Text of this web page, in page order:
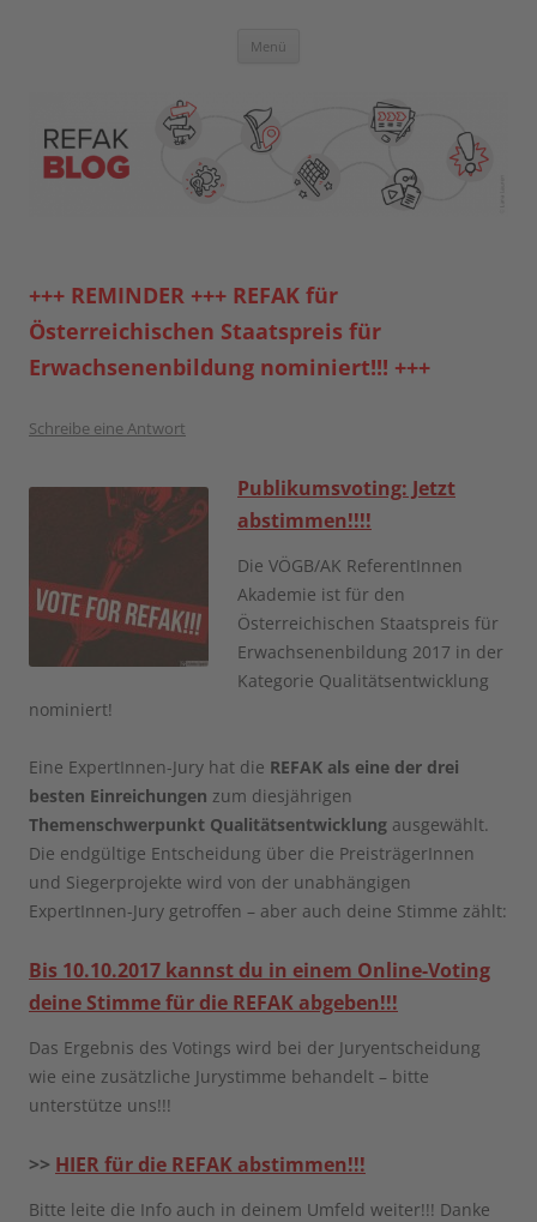
Blog der Referent:innen Akademie
Menü
+++ REMINDER +++ REFAK für
Österreichischen Staatspreis für
Erwachsenenbildung nominiert!!! +++
Schreibe eine Antwort
Publikumsvoting: Jetzt
abstimmen!!!!
Die VÖGB/AK ReferentInnen
Akademie ist für den
Österreichischen Staatspreis für
Erwachsenenbildung 2017 in der
Kategorie Qualitätsentwicklung
nominiert!
Eine ExpertInnen-Jury hat die REFAK als eine der drei
besten Einreichungen zum diesjährigen
Themenschwerpunkt Qualitätsentwicklung ausgewählt.
Die endgültige Entscheidung über die PreisträgerInnen
und Siegerprojekte wird von der unabhängigen
ExpertInnen-Jury getroffen – aber auch deine Stimme zählt:
Bis 10.10.2017 kannst du in einem Online-Voting
deine Stimme für die REFAK abgeben!!!
Das Ergebnis des Votings wird bei der Juryentscheidung
wie eine zusätzliche Jurystimme behandelt – bitte
unterstütze uns!!!
>> HIER für die REFAK abstimmen!!!
Bitte leite die Info auch in deinem Umfeld weiter!!! Danke